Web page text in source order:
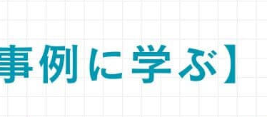
無料講座
利用者の声